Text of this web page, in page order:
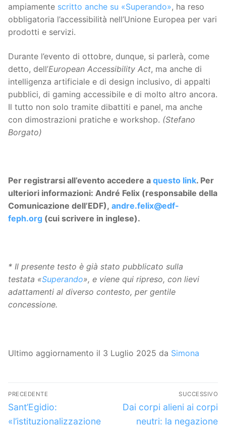
ampiamente scritto anche su «Superando», ha reso
obbligatoria l’accessibilità nell’Unione Europea per vari
prodotti e servizi.
Durante l’evento di ottobre, dunque, si parlerà, come
detto, dell’European Accessibility Act, ma anche di
intelligenza artificiale e di design inclusivo, di appalti
pubblici, di gaming accessibile e di molto altro ancora.
Il tutto non solo tramite dibattiti e panel, ma anche
con dimostrazioni pratiche e workshop. (Stefano
Borgato)
Per registrarsi all’evento accedere a questo link. Per
ulteriori informazioni: André Felix (responsabile della
Comunicazione dell’EDF), andre.felix@edf-
feph.org (cui scrivere in inglese).
* Il presente testo è già stato pubblicato sulla
testata «Superando», e viene qui ripreso, con lievi
adattamenti al diverso contesto, per gentile
concessione.
Ultimo aggiornamento il 3 Luglio 2025 da Simona
Navigazione
articoli
PRECEDENTE
Articolo
precedente:
Sant’Egidio:
«l’istituzionalizzazione
SUCCESSIVO
Articolo
successivo:
Dai corpi alieni ai corpi
neutri: la negazione